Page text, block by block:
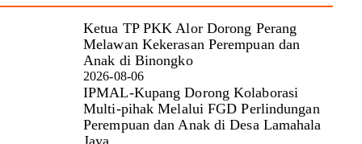
Ketua TP PKK Alor Dorong Perang
Melawan Kekerasan Perempuan dan
Anak di Binongko
2026-08-06
IPMAL-Kupang Dorong Kolaborasi
Multi-pihak Melalui FGD Perlindungan
Perempuan dan Anak di Desa Lamahala
Jaya